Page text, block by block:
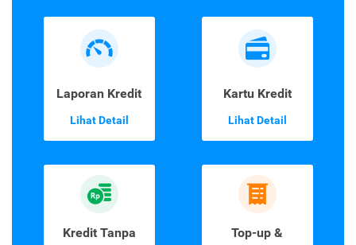
Laporan Kredit
Lihat Detail
Kartu Kredit
Lihat Detail
Kredit Tanpa
Top-up &